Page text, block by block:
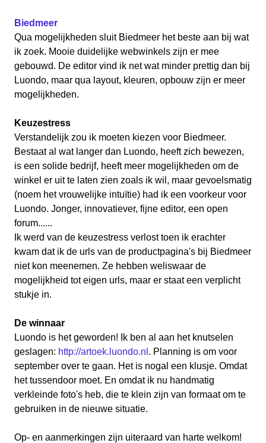
Biedmeer
Qua mogelijkheden sluit Biedmeer het beste aan bij wat
ik zoek. Mooie duidelijke webwinkels zijn er mee
gebouwd. De editor vind ik net wat minder prettig dan bij
Luondo, maar qua layout, kleuren, opbouw zijn er meer
mogelijkheden.
Keuzestress
Verstandelijk zou ik moeten kiezen voor Biedmeer.
Bestaat al wat langer dan Luondo, heeft zich bewezen,
is een solide bedrijf, heeft meer mogelijkheden om de
winkel er uit te laten zien zoals ik wil, maar gevoelsmatig
(noem het vrouwelijke intuïtie) had ik een voorkeur voor
Luondo. Jonger, innovatiever, fijne editor, een open
forum......
Ik werd van de keuzestress verlost toen ik erachter
kwam dat ik de urls van de productpagina's bij Biedmeer
niet kon meenemen. Ze hebben weliswaar de
mogelijkheid tot eigen urls, maar er staat een verplicht
stukje in.
De winnaar
Luondo is het geworden! Ik ben al aan het knutselen
geslagen: http://artoek.luondo.nl . Planning is om voor
september over te gaan. Het is nogal een klusje. Omdat
het tussendoor moet. En omdat ik nu handmatig
verkleinde foto's heb, die te klein zijn van formaat om te
gebruiken in de nieuwe situatie.
Op- en aanmerkingen zijn uiteraard van harte welkom!